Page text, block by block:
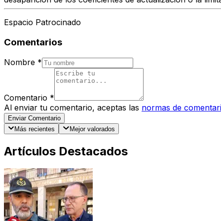
Espacio Patrocinado
Comentarios
Nombre *
Comentario *
Al enviar tu comentario, aceptas las normas de
Enviar Comentario
Más recientes
Mejor valorados
Artículos Destacados